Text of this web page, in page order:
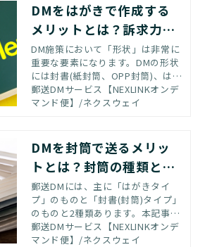
DMをはがきで作成する
メリットとは？訴求力を
高めるポイントと注意点
DM施策において「形状」は非常に
重要な要素になります。DMの形状
には封書(紙封筒、OPP封筒)、はが
き等の様々な形状がありますが、
新規顧客開拓において非常に効果
紹介します
郵送DMサービス【NEXLINKオンデ
マンド便】/ネクスウェイ
DMを封筒で送るメリッ
トとは？封筒の種類と開
封率を上げるコツを
郵送DMには、主に「はがきタイ
プ」のものと「封書(封筒)タイプ」
のものと2種類あります。本記事で
は封書(封筒)の種類と目的、開封率
を上げる工夫について解説、ご紹
郵送DMサービス【NEXLINKオンデ
マンド便】/ネクスウェイ